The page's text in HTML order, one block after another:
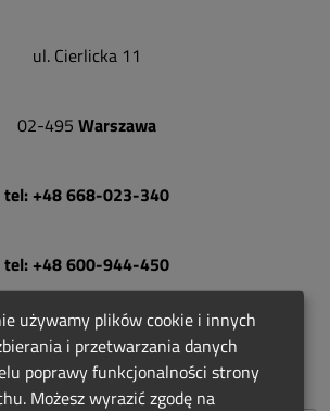
ul. Cierlicka 11
02-495 Warszawa
tel: +48 668-023-340
tel: +48 600-944-450
e-mail: info@finero.eu
używamy plików cookie i innych
i przetwarzania danych
poprawy funkcjonalności strony
Możesz wyrazić zgodę na